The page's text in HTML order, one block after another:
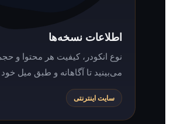
اطلاعات نسخه‌ها
نوع انکودر، کیفیت هر محتوا و حجم فایل آن را
می‌بینید تا آگاهانه و طبق میل خود دانلود کنید.
سایت اینترنتی